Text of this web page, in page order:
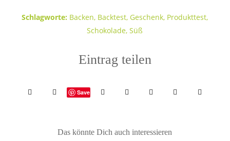
Schlagworte: Backen, Backtest, Geschenk, Produkttest,
Schokolade,Süß
Eintrag teilen
Save
Das könnte Dich auch interessieren